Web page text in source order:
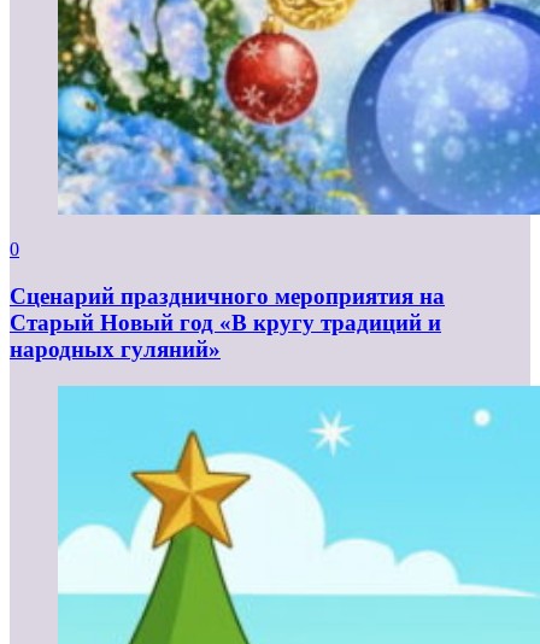
0
Сценарий праздничного мероприятия на
Старый Новый год «В кругу традиций и
народных гуляний»